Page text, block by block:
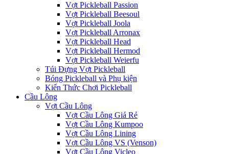
Vợt Pickleball Passion
Vợt Pickleball Beesoul
Vợt Pickleball Joola
Vợt Pickleball Arronax
Vợt Pickleball Head
Vợt Pickleball Hermod
Vợt Pickleball Weierfu
Túi Đựng Vợt Pickleball
Bóng Pickleball và Phụ kiện
Kiến Thức Chơi Pickleball
Cầu Lông
Vợt Cầu Lông
Vợt Cầu Lông Giá Rẻ
Vợt Cầu Lông Kumpoo
Vợt Cầu Lông Lining
Vợt Cầu Lông VS (Venson)
Vợt Cầu Lông Vicleo